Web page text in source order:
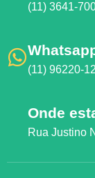
(11) 3641-
(11) 96220-
Onde
Rua Justino